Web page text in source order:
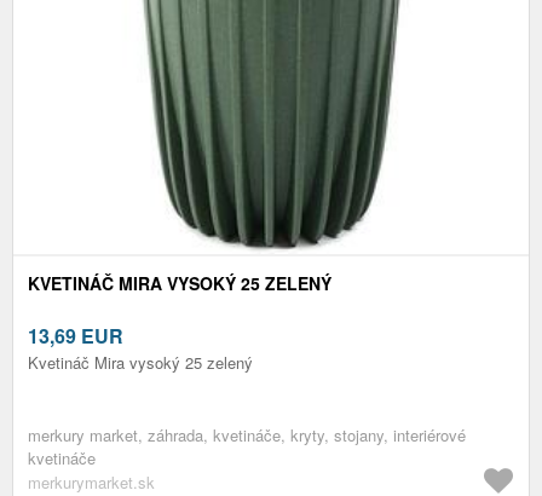
KVETINÁČ MIRA VYSOKÝ 25 ZELENÝ
13,69 EUR
Kvetináč Mira vysoký 25 zelený
merkury market, záhrada, kvetináče, kryty, stojany, interiérové
kvetináče
merkurymarket.sk